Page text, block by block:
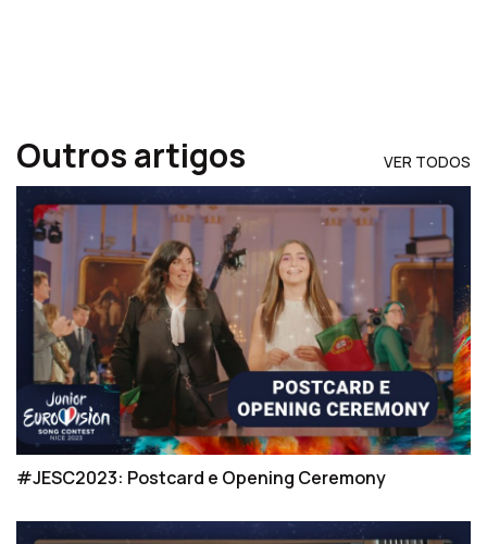
Outros artigos VER TODOS
#JESC2023: Postcard e Opening Ceremony